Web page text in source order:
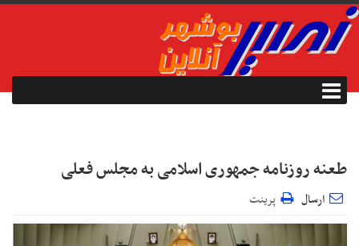
طعنه روزنامه جمهوری اسلامی به مجلس فعلی
ارسال پرینت